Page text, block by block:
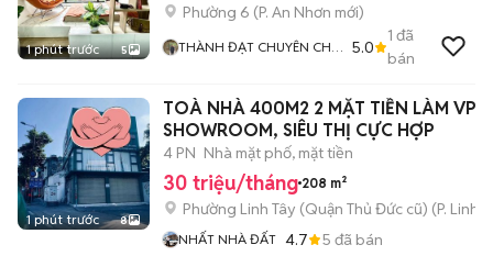
1 phút trước 5
Phường 6 (P. An Nhơn mới)
THÀNH ĐẠT CHUYÊN CHO
5.0
1 đã
bán
1 phút trước 8
TOÀ NHÀ 400M2 2 MẶT TIỀN LÀM VP
SHOWROOM, SIÊU THỊ CỰC HỢP
4 PN Nhà mặt phố, mặt tiền
30 triệu/tháng 208 m²
Phường Linh Tây (Quận Thủ Đức cũ) (P. Linh
NHẤT NHÀ ĐẤT 4.7 5 đã bán